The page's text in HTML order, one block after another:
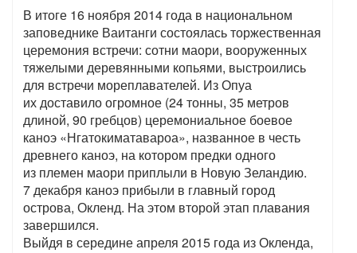
В итоге 16 ноября 2014 года в национальном
заповеднике Ваитанги состоялась торжественная
церемония встречи: сотни маори, вооруженных
тяжелыми деревянными копьями, выстроились
для встречи мореплавателей. Из Опуа
их доставило огромное (24 тонны, 35 метров
длиной, 90 гребцов) церемониальное боевое
каноэ «Нгатокиматавароа», названное в честь
древнего каноэ, на котором предки одного
из племен маори приплыли в Новую Зеландию.
7 декабря каноэ прибыли в главный город
острова, Окленд. На этом второй этап плавания
завершился.
Выйдя в середине апреля 2015 года из Окленда,